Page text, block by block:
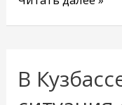
В
В
Кузбассе